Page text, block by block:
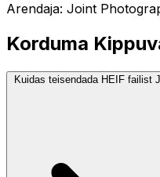
Arendaja: Joint
Korduma
Kuidas teisendada HEIF failist